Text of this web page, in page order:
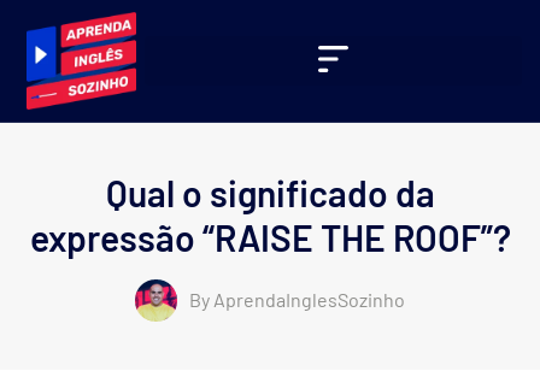
Qual o significado da
expressão “RAISE THE ROOF”?
By AprendaInglesSozinho